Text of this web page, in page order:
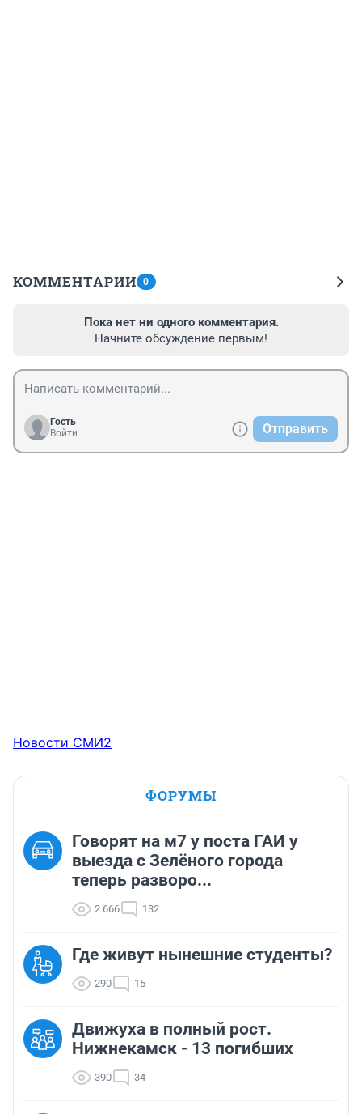
КОММЕНТАРИИ 0
Пока нет ни одного комментария.
Начните обсуждение первым!
Гость
Войти
Отправить
Новости СМИ2
ФОРУМЫ
Говорят на м7 у поста ГАИ у
выезда с Зелёного города
теперь разворо...
2 666 132
Где живут нынешние студенты?
290 15
Движуха в полный рост.
Нижнекамск - 13 погибших
390 34